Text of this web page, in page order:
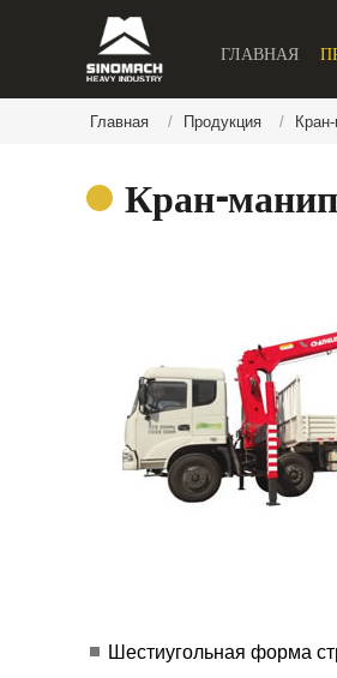
ГЛАВНАЯ
Главная Продукция
Кран-
Шестиугольная форма